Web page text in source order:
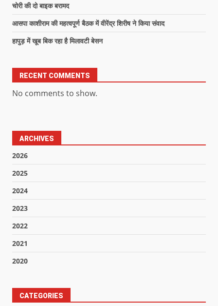
चोरी की दो बाइक बरामद
आसपा काशीराम की महत्वपूर्ण बैठक में वीरेंद्र शिरीष ने किया संवाद
हापुड़ में खूब बिक रहा है मिलावटी बेसन
RECENT COMMENTS
No comments to show.
ARCHIVES
2026
2025
2024
2023
2022
2021
2020
CATEGORIES